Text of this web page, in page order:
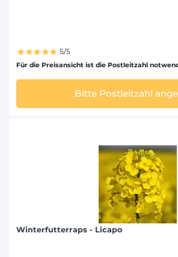
5/5
Für die Preisansicht ist die Postleitzahl
Bitte Postleitzahl
Winterfutterraps - Licapo